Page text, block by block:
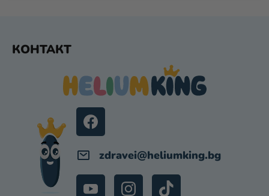
О
Я
Е
КОНТАКТ
zdravei@heliumking.bg